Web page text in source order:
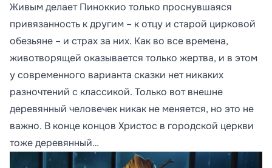
Живым делает Пиноккио только проснувшаяся
привязанность к другим – к отцу и старой цирковой
обезьяне – и страх за них. Как во все времена,
животворящей оказывается только жертва, и в этом
у современного варианта сказки нет никаких
разночтений с классикой. Только вот внешне
деревянный человечек никак не меняется, но это не
важно. В конце концов Христос в городской церкви
тоже деревянный…